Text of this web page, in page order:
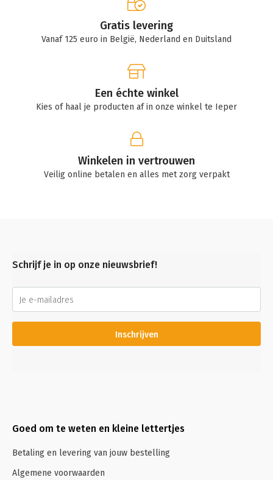
Gratis levering
Vanaf 125 euro in België, Nederland en Duitsland
Een échte winkel
Kies of haal je producten af in onze winkel te Ieper
Winkelen in vertrouwen
Veilig online betalen en alles met zorg verpakt
Schrijf je in op onze nieuwsbrief!
Inschrijven
Goed om te weten en kleine lettertjes
Betaling en levering van jouw bestelling
Algemene voorwaarden